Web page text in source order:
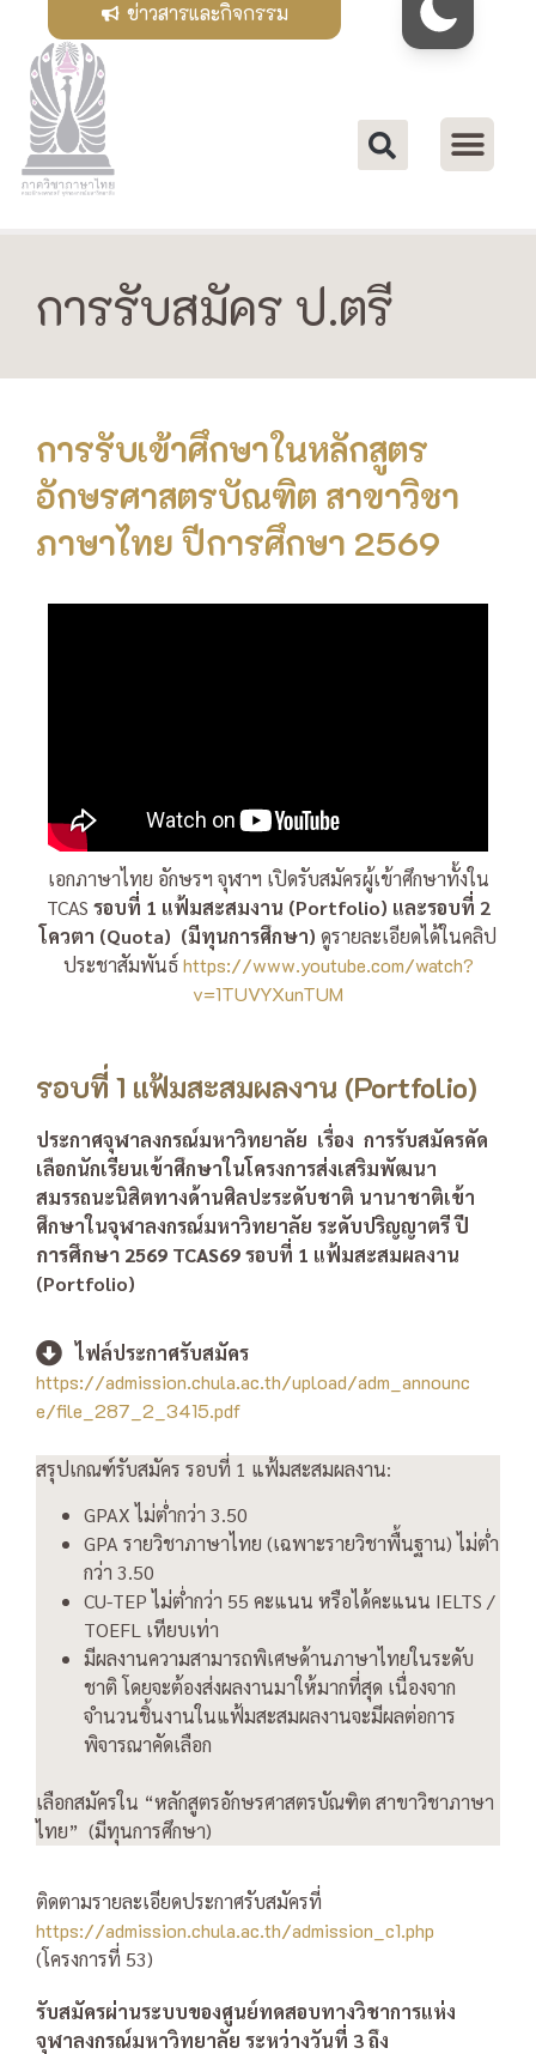
ข่าวสารและกิจกรรม
การรับสมัคร ป.ตรี
การรับเข้าศึกษาในหลักสูตร
อักษรศาสตรบัณฑิต สาขาวิชา
ภาษาไทย ปีการศึกษา 2569
เอกภาษาไทย อักษรฯ จุฬาฯ เปิดรับสมัครผู้เข้าศึกษาทั้งใน
TCAS รอบที่ 1 แฟ้มสะสมงาน (Portfolio) และรอบที่ 2
โควตา (Quota) (มีทุนการศึกษา) ดูรายละเอียดได้ในคลิป
ประชาสัมพันธ์https://www.youtube.com/watch?
v=1TUVYXunTUM
รอบที่ 1 แฟ้มสะสมผลงาน (Portfolio)
ประกาศจุฬาลงกรณ์มหาวิทยาลัย เรื่อง การรับสมัครคัด
เลือกนักเรียนเข้าศึกษาในโครงการส่งเสริมพัฒนา
สมรรถนะนิสิตทางด้านศิลปะระดับชาติ นานาชาติเข้า
ศึกษาในจุฬาลงกรณ์มหาวิทยาลัย ระดับปริญญาตรีปี
การศึกษา 2569 TCAS69รอบที่ 1 แฟ้มสะสมผลงาน
(Portfolio)
ไฟล์ประกาศรับสมัคร
https://admission.chula.ac.th/upload/adm_announc
e/file_287_2_3415.pdf
สรุปเกณฑ์รับสมัคร รอบที่ 1 แฟ้มสะสมผลงาน:
GPAXไม่ต่ำกว่า 3.50
GPA รายวิชาภาษาไทย (เฉพาะรายวิชาพื้นฐาน) ไม่ต่ำ
กว่า 3.50
CU-TEPไม่ต่ำกว่า 55 คะแนน หรือได้คะแนน IELTS /
TOEFL เทียบเท่า
มีผลงานความสามารถพิเศษด้านภาษาไทยในระดับ
ชาติ โดยจะต้องส่งผลงานมาให้มากที่สุด เนื่องจาก
จำนวนชิ้นงานในแฟ้มสะสมผลงานจะมีผลต่อการ
พิจารณาคัดเลือก
เลือกสมัครใน “หลักสูตรอักษรศาสตรบัณฑิต สาขาวิชาภาษา
ไทย” (มีทุนการศึกษา)
ติดตามรายละเอียดประกาศรับสมัครที่
https://admission.chula.ac.th/admission_c1.php
(โครงการที่ 53)
รับสมัครผ่านระบบของศูนย์ทดสอบทางวิชาการแห่ง
จุฬาลงกรณ์มหาวิทยาลัย ระหว่างวันที่ 3ถึง